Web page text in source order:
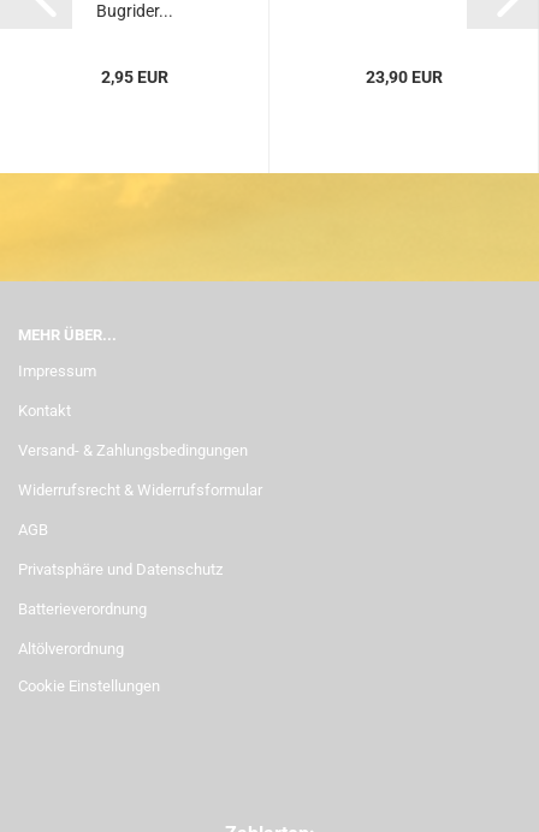
Bugrider...
2,95 EUR 23,90 EUR
MEHR ÜBER...
Impressum
Kontakt
Versand- & Zahlungsbedingungen
Widerrufsrecht & Widerrufsformular
AGB
Privatsphäre und Datenschutz
Batterieverordnung
Altölverordnung
Cookie Einstellungen